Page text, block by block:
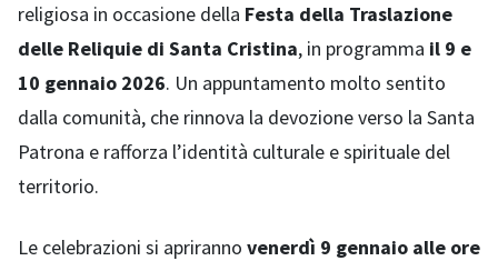
religiosa in occasione della Festa della Traslazione
delle Reliquie di Santa Cristina, in programma il 9 e
10 gennaio 2026. Un appuntamento molto sentito
dalla comunità, che rinnova la devozione verso la Santa
Patrona e rafforza l’identità culturale e spirituale del
territorio.
Le celebrazioni si apriranno venerdì 9 gennaio alle ore